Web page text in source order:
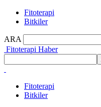
Fitoterapi
Bitkiler
ARA
Fitoterapi Haber
Fitoterapi
Bitkiler